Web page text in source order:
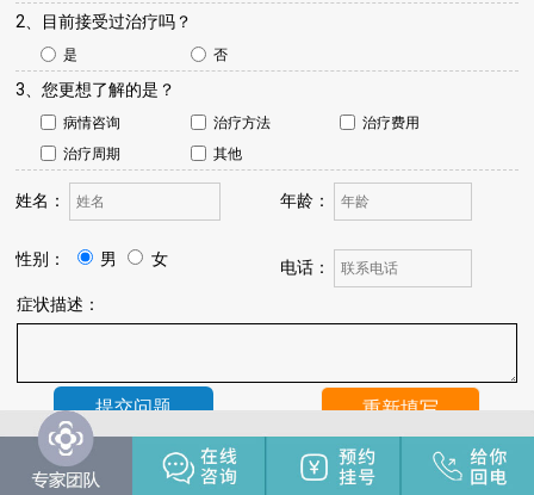
2、目前接受过治疗吗？
是 否
3、您更想了解的是？
病情咨询 治疗方法
治疗费用
治疗周期
其他
姓名： 年龄：
性别： 男 女
电话：
症状描述：
温馨提示：
我院将于24小时内与您联系，请保持手机畅通，注
意来电。